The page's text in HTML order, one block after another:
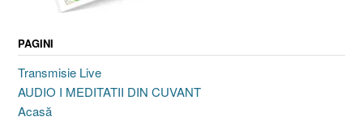
PAGINI
Transmisie Live
AUDIO I MEDITATII DIN CUVANT
Acasă